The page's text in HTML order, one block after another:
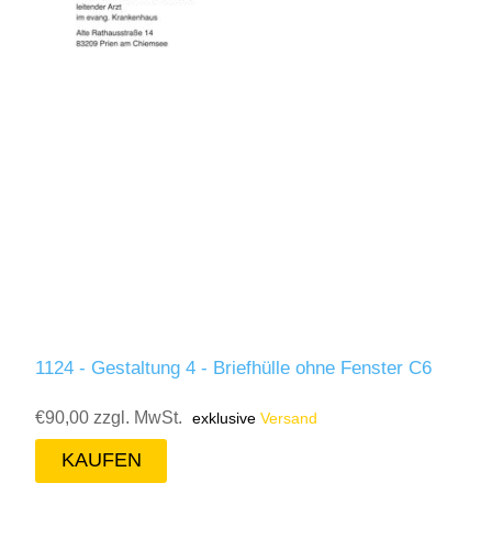
1124 - Gestaltung 4 - Briefhülle ohne Fenster C6
€90,00 zzgl. MwSt. exklusiveVersand